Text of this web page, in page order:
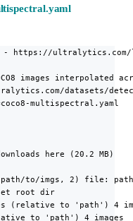
- https://ultralytics.com/
images
datasets/
multispectral.yaml
here (20.2 MB)
to/imgs, 2) file:
root dir
(relative to 'path') 4
to 'path') 4 images